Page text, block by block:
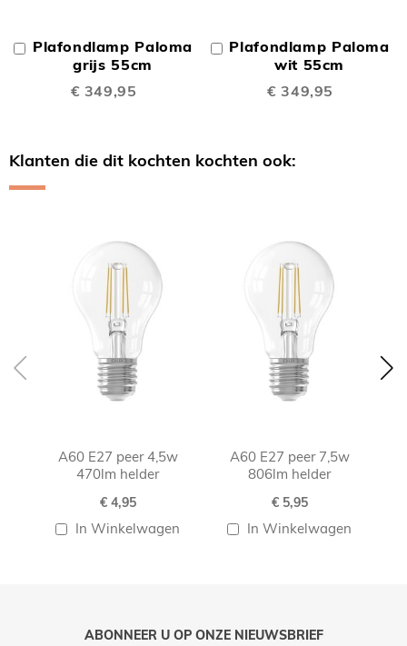
Plafondlamp Paloma
grijs 55cm
€ 349,95
In
Winkelwagen
Plafondlamp Paloma
wit 55cm
€ 349,95
In
Winkelwagen
Klanten die dit kochten kochten ook:
A60 E27 peer 4,5w
470lm helder
€ 4,95
In Winkelwagen
A60 E27 peer 7,5w
806lm helder
€ 5,95
In Winkelwagen
ABONNEER U OP ONZE NIEUWSBRIEF